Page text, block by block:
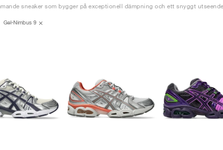
sneaker som bygger på exceptionell dämpning och ett snyggt
Gel-Nimbus 9